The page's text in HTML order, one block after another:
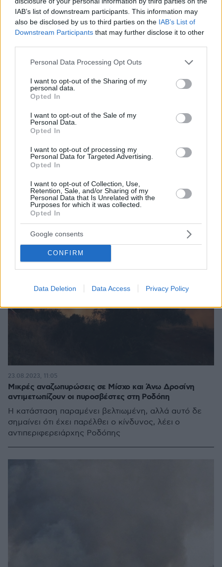
IAB’s list of downstream participants. This information may
also be disclosed by us to third parties on the IAB’s List of
Downstream Participants that may further disclose it to other
Please note that this website/app uses one or more Google
not limited to your visit or usage behaviour. You may click to
grant or deny consent to Google and its third-party tags to
use your data for below specified purposes in below Google
consent section.
Personal Data Processing Opt Outs
I want to opt-out of the Sharing of my
personal data.
Opted In
I want to opt-out of the Sale of my
Personal Data.
Opted In
I want to opt-out of processing my
Personal Data for Targeted Advertising.
Opted In
I want to opt-out of Collection, Use,
Retention, Sale, and/or Sharing of my
Personal Data that Is Unrelated with the
Purposes for which it was collected.
Opted In
Google consents
CONFIRM
Data Deletion Data Access Privacy Policy
μέτωπα σε Έβρο, Ροδόπη και Πάρνηθα
Εναέρια μέσα επιχειρούν από νωρίς το πρωί, άνεμοι
έως 6 μποφόρ πνέουν στο νησί της Άνδρου - Υψηλός
ο κίνδυνος πυρκαγιάς σήμερα σε Αττική, Εύβοια,
Βοιωτία, Αργολίδα
27.08.2023, 08:32 24
Μικρές αναζωπυρώσεις σε Μίσχο και Άνω Δροσίνη
αντιμετωπίζουν οι πυροσβέστες στη Ροδόπη
Η κατάσταση παραμένει βελτιωμένη, αλλά αυτό δε
σημαίνει ότι έχει παρέλθει ο κίνδυνος, λέει ο
αντιπεριφερειάρχης Ροδόπης
23.08.2023, 11:05